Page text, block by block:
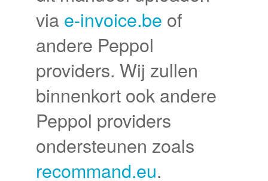
via e-invoice.be of
andere Peppol
providers. Wij zullen
binnenkort ook andere
Peppol providers
ondersteunen zoals
recommand.eu.